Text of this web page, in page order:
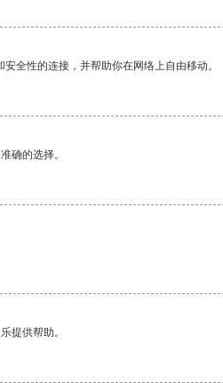
全性的连接，并帮助你在网络上自由移动。
确的选择。
提供帮助。